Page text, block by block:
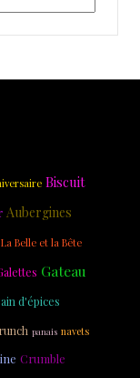
Biscuit
Aubergines
Belle et la Bête
Gateau
d'épices
panais navets
Crumble